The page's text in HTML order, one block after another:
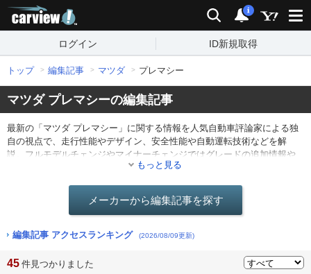
検索 通知
i
ログイン ID新規取得
トップ 編集記事 マツダ プレマシー
マツダ プレマシーの編集記事
最新の「マツダ プレマシー」に関する情報を人気自動車評論家による独
自の視点で、走行性能やデザイン、安全性能や自動運転技術などを解
説。フルモデルチェンジやマイナーチェンジではグレードの追加情報や
仕様の変更点を分かりやすくレポート。他にも最新ニュースや海外のモ
もっと見る
メーカーから編集記事を探す
編集記事 アクセスランキング (2026/08/09更新)
45 件見つかりました